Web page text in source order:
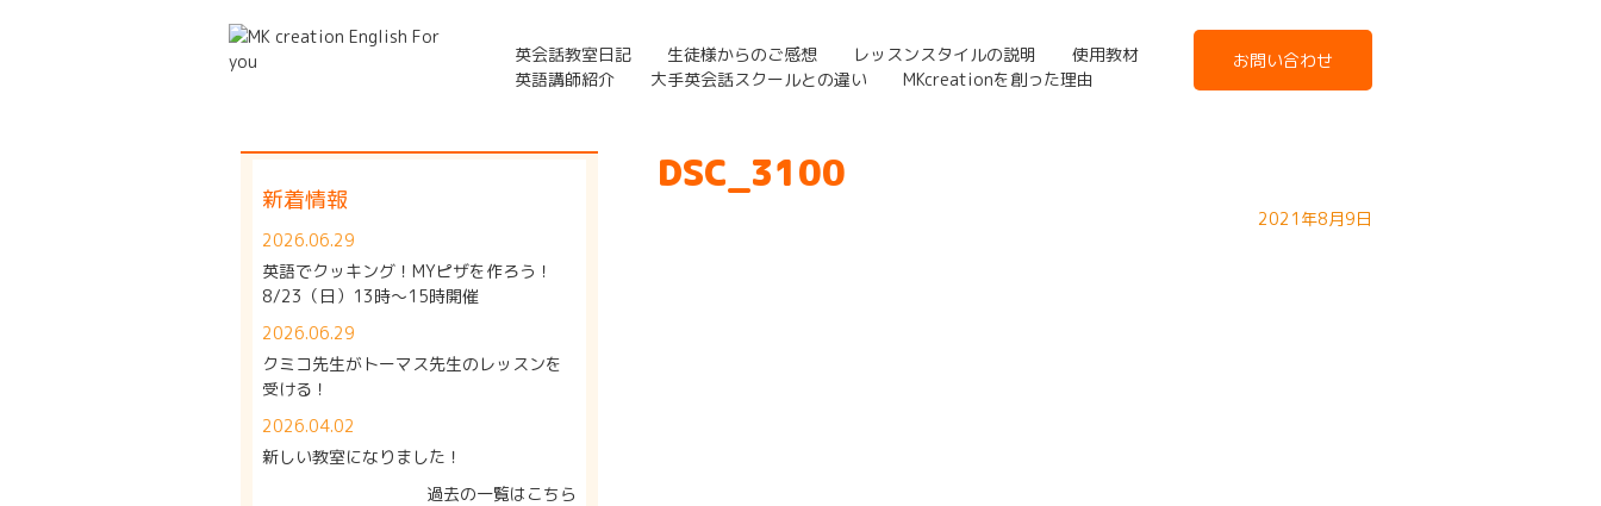
英会話教室日記 生徒様からのご感想 レッスンスタイルの説明
使用教材
英語講師紹介
大手英会話スクールとの違い MKcreationを創った理由
お問い合わせ
DSC_3100
2021年8月9日
新着情報
2026.06.29
英語でクッキング！MYピザを作ろう！
8/23（日）13時～15時開催
2026.06.29
クミコ先生がトーマス先生のレッスンを
受ける！
2026.04.02
新しい教室になりました！
過去の一覧はこちら